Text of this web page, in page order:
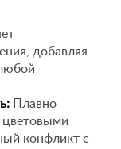
добавляя
Плавно
цветовыми
конфликт с